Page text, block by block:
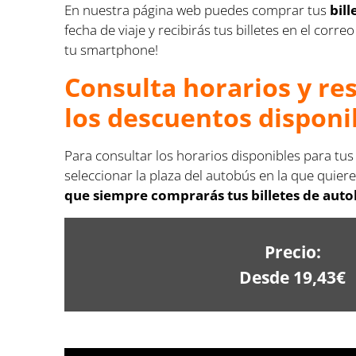
En nuestra página web puedes comprar tus
fecha de viaje y recibirás tus billetes en el
tu smartphone!
Consulta horarios y
los descuentos
Para consultar los horarios disponibles para
seleccionar la plaza del autobús en la que
que siempre comprarás tus billetes de
Precio:
Desde 19,43€